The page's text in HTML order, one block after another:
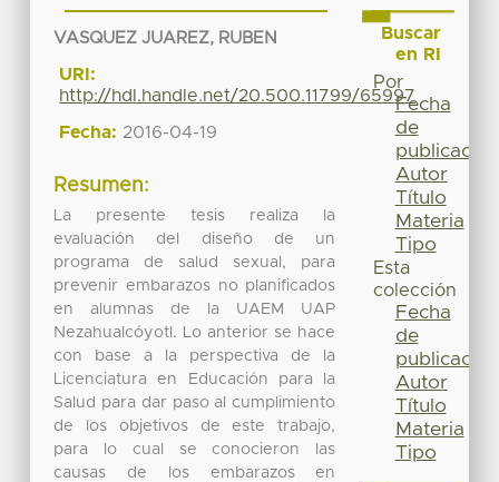
VASQUEZ JUAREZ, RUBEN
URI:
http://hdl.handle.net/20.500.11799/65997
Fecha: 2016-04-19
Resumen:
La presente tesis realiza la
evaluación del diseño de un
programa de salud sexual, para
prevenir embarazos no planificados
en alumnas de la UAEM UAP
Nezahualcóyotl. Lo anterior se hace
con base a la perspectiva de la
Licenciatura en Educación para la
Salud para dar paso al cumplimiento
de los objetivos de este trabajo,
para lo cual se conocieron las
causas de los embarazos en
Buscar
en RI
Por
Fecha
de
publicación
Autor
Título
Materia
Tipo
Esta
colección
Fecha
de
publicación
Autor
Título
Materia
Tipo